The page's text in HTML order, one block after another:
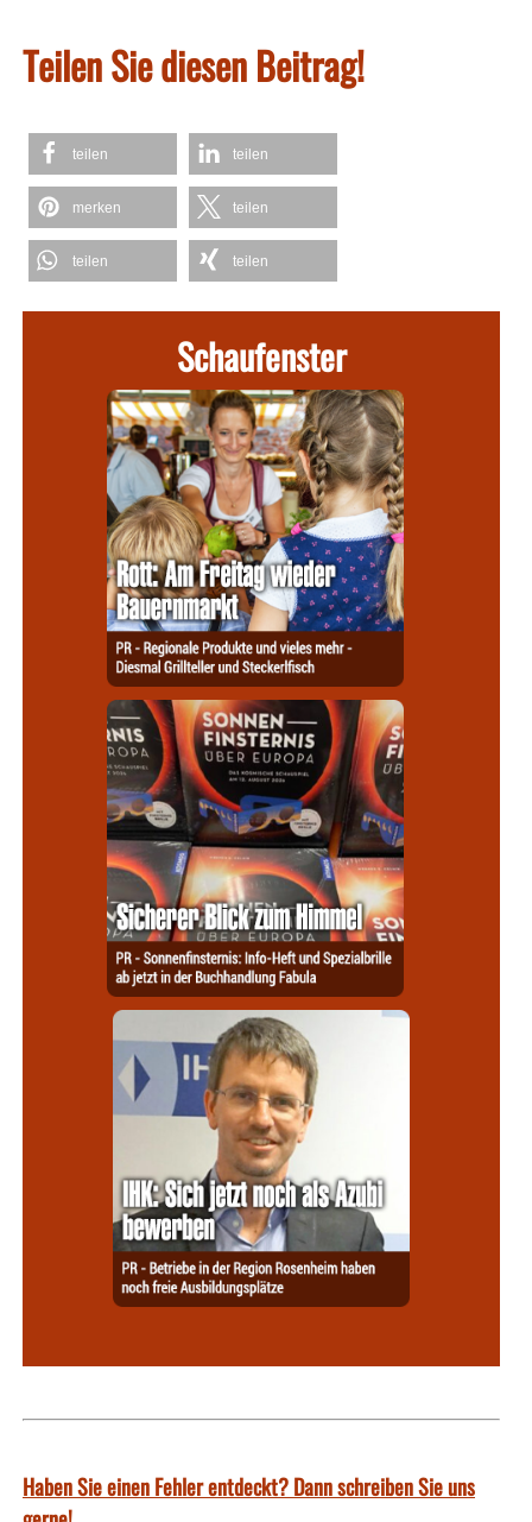
Teilen Sie diesen Beitrag!
teilen teilen
merken teilen
teilen teilen
Schaufenster
Haben Sie einen Fehler entdeckt? Dann schreiben Sie uns